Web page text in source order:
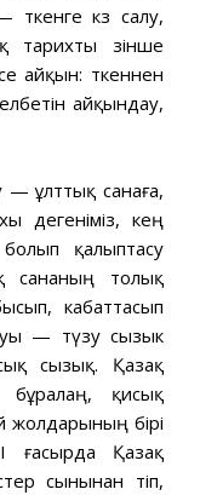
көз салу,
тарихты өзінше
айқын: өткеннен
айқындау,
— ұлттық санаға,
дегеніміз, кең
қалыптасу
сананың толық
кабаттасып
— түзу сызык
сызық. Қазақ
бұралаң, қисық
бірі
ғасырда Қазақ
сынынан өтіп,